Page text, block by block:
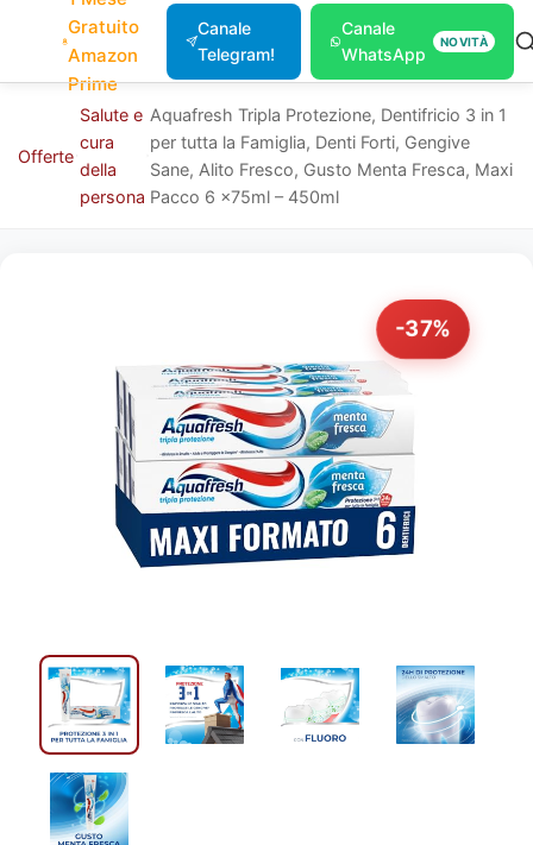
Gratuito
Amazon
Prime
Canale
Telegram!
Canale
WhatsApp
NOVITÀ
Offerte
Salute e
cura
della
persona
Aquafresh Tripla Protezione, Dentifricio 3 in 1
per tutta la Famiglia, Denti Forti, Gengive
Sane, Alito Fresco, Gusto Menta Fresca, Maxi
Pacco 6 x75ml – 450ml
-37%